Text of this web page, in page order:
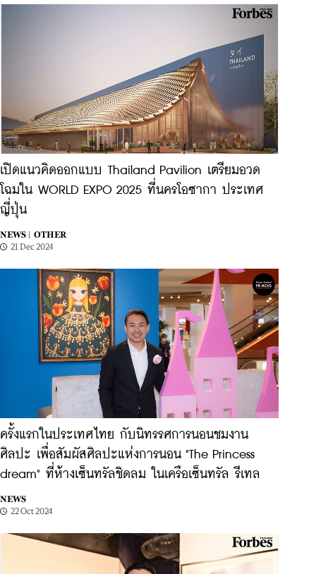
เปิดแนวคิดออกแบบ Thailand Pavilion เตรียมอวด
โฉมใน WORLD EXPO 2025 ที่นครโอซากา ประเทศ
ญี่ปุ่น
NEWS |
OTHER
21 Dec 2024
ครั้งแรกในประเทศไทย กับนิทรรศการนอนชมงาน
ศิลปะ เพื่อสัมผัสศิลปะแห่งการนอน "The Princess
dream" ที่ห้างเซ็นทรัลชิดลม ในเครือเซ็นทรัล รีเทล
NEWS
22 Oct 2024